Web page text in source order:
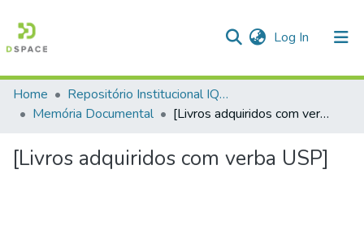
Log In (current)
Communities & Collections
Statistics
Home
Repositório Institucional IQSC
Memória Documental
[Livros adquiridos com verba USP]
[Livros adquiridos com verba USP]